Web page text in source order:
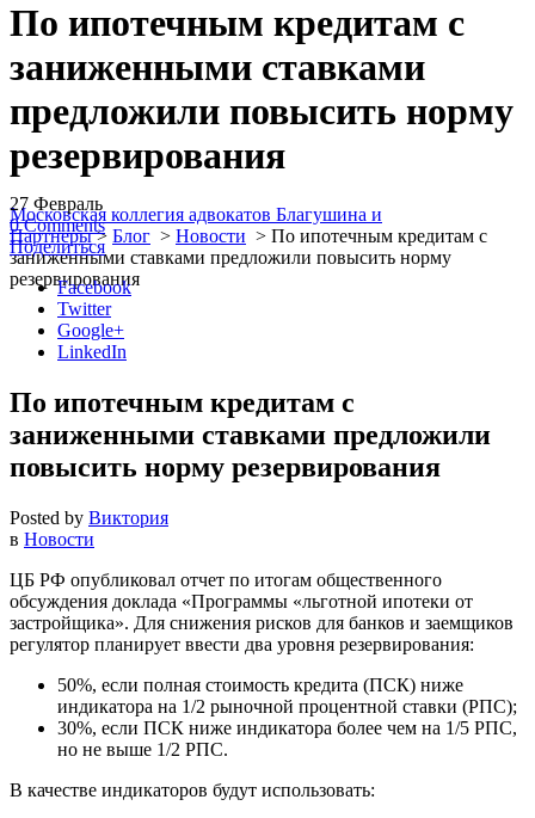
По ипотечным кредитам с
заниженными ставками
предложили повысить норму
резервирования
Московская коллегия адвокатов Благушина и
Партнеры> Блог > Новости > По ипотечным кредитам с
заниженными ставками предложили повысить норму
резервирования
27 Февраль
0 Comments
Поделиться
Facebook
Twitter
Google+
LinkedIn
По ипотечным кредитам с
заниженными ставками предложили
повысить норму резервирования
Posted by Виктория
в Новости
ЦБ РФ опубликовал отчет по итогам общественного
обсуждения доклада «Программы «льготной ипотеки от
застройщика». Для снижения рисков для банков и заемщиков
регулятор планирует ввести два уровня резервирования:
50%, если полная стоимость кредита (ПСК) ниже
индикатора на 1/2 рыночной процентной ставки (РПС);
30%, если ПСК ниже индикатора более чем на 1/5 РПС,
но не выше 1/2 РПС.
В качестве индикаторов будут использовать: